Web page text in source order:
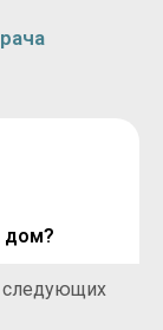
дом?
следующих